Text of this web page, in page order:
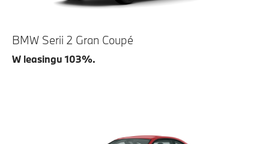
BMW Serii 2 Gran Coupé
W leasingu 103%.